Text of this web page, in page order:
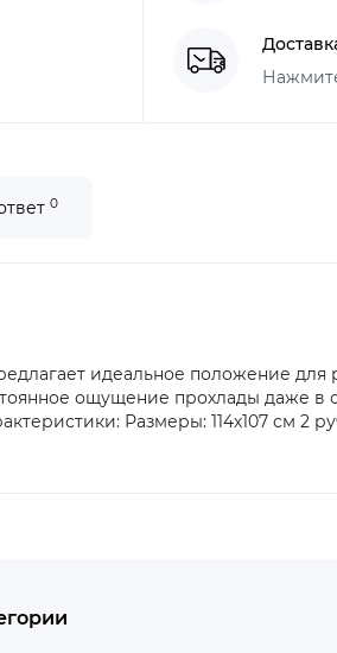
0
идеальное положение
ощущение прохлады даже
Размеры: 114х107 см